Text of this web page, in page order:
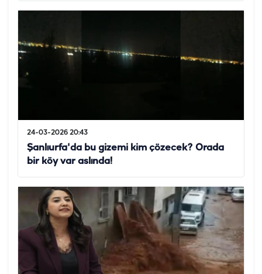
24-03-2026 20:43
Şanlıurfa'da bu gizemi kim çözecek? Orada
bir köy var aslında!